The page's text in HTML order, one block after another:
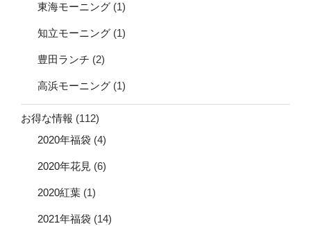
東海モーニング (1)
知立モーニング (1)
豊田ランチ (2)
高浜モーニング (1)
お得な情報 (112)
2020年福袋 (4)
2020年花見 (6)
2020紅葉 (1)
2021年福袋 (14)